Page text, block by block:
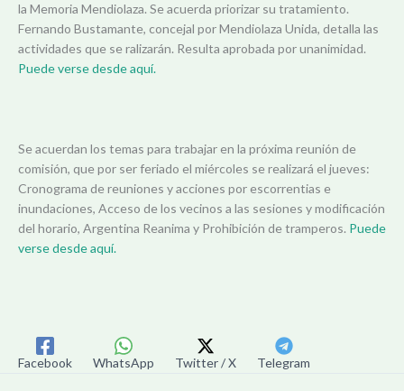
la Memoria Mendiolaza. Se acuerda priorizar su tratamiento.
Fernando Bustamante, concejal por Mendiolaza Unida, detalla las
actividades que se ralizarán. Resulta aprobada por unanimidad.
Puede verse desde aquí.
Se acuerdan los temas para trabajar en la próxima reunión de
comisión, que por ser feriado el miércoles se realizará el jueves:
Cronograma de reuniones y acciones por escorrentias e
inundaciones, Acceso de los vecinos a las sesiones y modificación
del horario, Argentina Reanima y Prohibición de tramperos. Puede
verse desde aquí.
Facebook WhatsApp Twitter / X Telegram